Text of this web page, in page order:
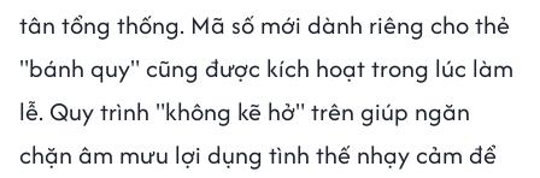
tân tổng thống. Mã số mới dành riêng cho thẻ
"bánh quy" cũng được kích hoạt trong lúc làm
lễ. Quy trình "không kẽ hở" trên giúp ngăn
chặn âm mưu lợi dụng tình thế nhạy cảm để